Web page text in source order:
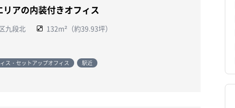
リアの内装付きオフィス
九段北 132m²（約39.93坪）
ス・セットアップオフィス 駅近